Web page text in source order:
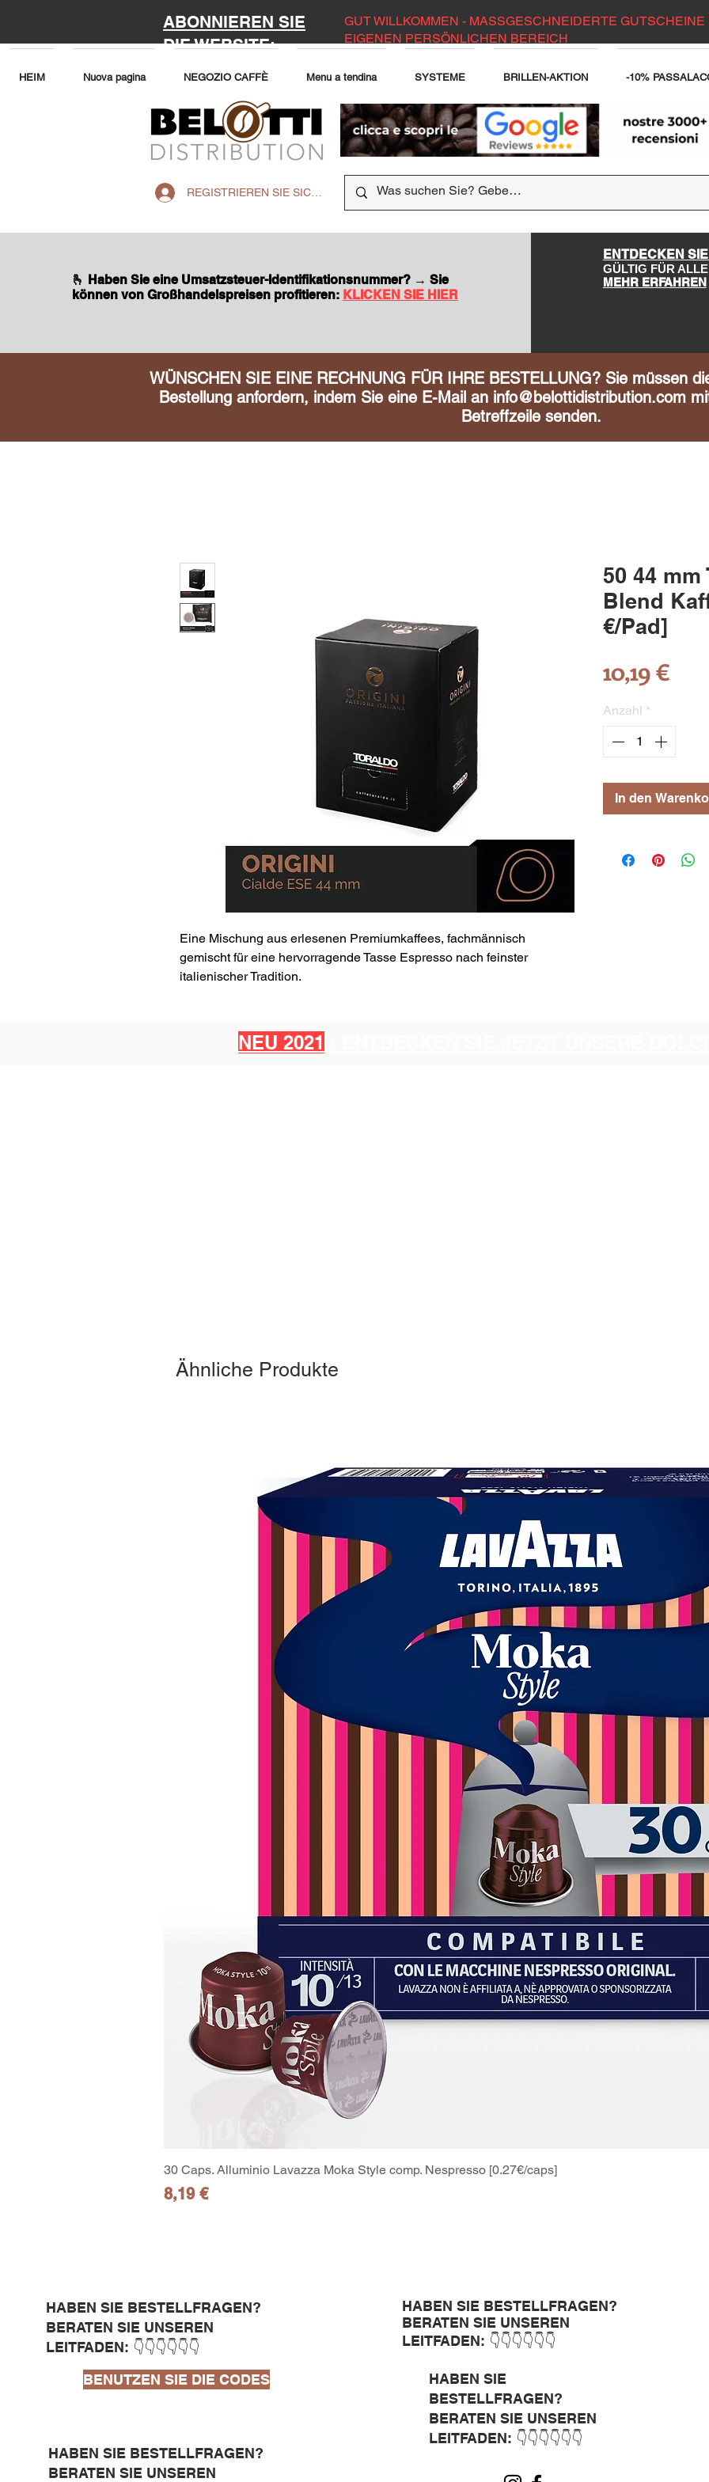
ABONNIEREN SIE
DIE WEBSITE:
GUT WILLKOMMEN - MASSGESCHNEIDERTE GUTSCHEINE
EIGENEN PERSÖNLICHEN BEREICH
HEIM Nuova pagina NEGOZIO CAFFÈ Menu a tendina SYSTEME BRILLEN-AKTION -10%
REGISTRIEREN SIE SICH AUF DER WEBSITE
🫰 Haben Sie eine Umsatzsteuer-Identifikationsnummer? → Sie
können von Großhandelspreisen profitieren: KLICKEN SIE HIER
ENTDECKEN
GÜLTIG FÜR
MEHR ERFAHREN
WÜNSCHEN SIE EINE RECHNUNG FÜR IHRE BESTELLUNG? Sie müssen
Bestellung anfordern, indem Sie eine E-Mail an info@belottidistribution.com
Betreffzeile senden.
Eine Mischung aus erlesenen Premiumkaffees, fachmännisch
gemischt für eine hervorragende Tasse Espresso nach feinster
italienischer Tradition.
50 44 mm
Blend
€/Pad]
10,19 €
Anzahl *
In den
NEU 2021
Ähnliche Produkte
Schnellansicht
30 Caps. Alluminio Lavazza Moka Style comp. Nespresso [0.27€/caps]
Preis
8,19 €
HABEN SIE BESTELLFRAGEN?
BERATEN SIE UNSEREN
LEITFADEN: 👇👇👇👇👇👇
BENUTZEN SIE DIE CODES
HABEN SIE BESTELLFRAGEN?
BERATEN SIE UNSEREN
HABEN SIE BESTELLFRAGEN?
BERATEN SIE UNSEREN
LEITFADEN: 👇👇👇👇👇👇
HABEN SIE
BESTELLFRAGEN?
BERATEN SIE UNSEREN
LEITFADEN: 👇👇👇👇👇👇